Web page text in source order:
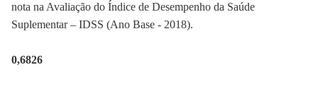
nota na Avaliação do Índice de Desempenho da Saúde
Suplementar – IDSS (Ano Base - 2018).
0,6826